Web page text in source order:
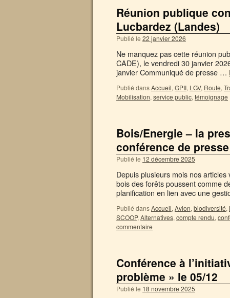
Réunion publique
Lucbardez (Landes)
Publié le 22 janvier 2026
Ne manquez pas cette réunion
CADE), le vendredi 30 janvier
janvier Communiqué de presse …
Publié dansAccueil, GPII, LGV, Route,
Mobilisation, service public, témoignage
Bois/Energie – la
conférence de
Publié le 12 décembre 2025
Depuis plusieurs mois nos
bois des forêts poussent comme
planification en lien avec une
Publié dansAccueil, Avion, biodiversité,
SCOOP, Alternatives, compte rendu,
commentaire
Conférence à
problème » le 05/12
Publié le 18 novembre 2025